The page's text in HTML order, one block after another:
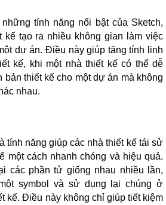
tính năng nổi bật của Sketch,
kế tạo ra nhiều không gian làm việc
dự án. Điều này giúp tăng tính linh
kế, khi một nhà thiết kế có thể dễ
bản thiết kế cho một dự án mà không
nhau.
tính năng giúp các nhà thiết kế tái sử
một cách nhanh chóng và hiệu quả.
các phần tử giống nhau nhiều lần,
symbol và sử dụng lại chúng ở
kế. Điều này không chỉ giúp tiết kiệm